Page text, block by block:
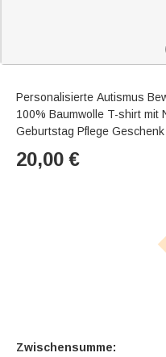
Personalisierte Autismus
100% Baumwolle T-shirt mit
Geburtstag Pflege
20,00 €
Zwischensumme: